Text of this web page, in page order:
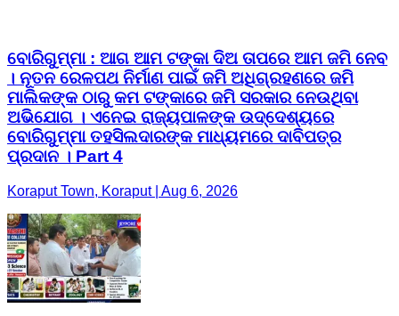
ବୋରିଗୁମ୍ମା : ଆଗ ଆମ ଟଙ୍କା ଦିଅ ତାପରେ ଆମ ଜମି ନେବ
। ନୂତନ ରେଳପଥ ନିର୍ମାଣ ପାଇଁ ଜମି ଅଧିଗ୍ରହଣରେ ଜମି
ମାଲିକଙ୍କ ଠାରୁ କମ ଟଙ୍କାରେ ଜମି ସରକାର ନେଉଥିବା
ଅଭିଯୋଗ । ଏନେଇ ରାଜ୍ୟପାଳଙ୍କ ଉଦ୍ଦେଶ୍ୟରେ
ବୋରିଗୁମ୍ମା ତହସିଲଦାରଙ୍କ ମାଧ୍ୟମରେ ଦାବିପତ୍ର
ପ୍ରଦାନ । Part 4
Koraput Town, Koraput | Aug 6, 2026